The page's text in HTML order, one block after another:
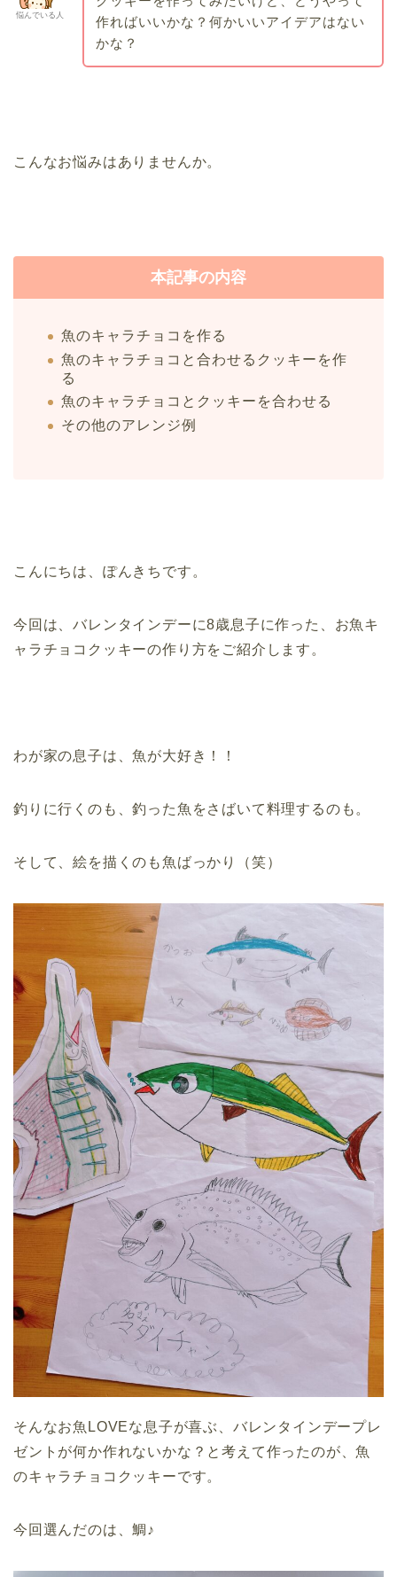
悩んでいる人
作ればいいかな？何かいいアイデアはない
かな？
こんなお悩みはありませんか。
本記事の内容
魚のキャラチョコを作る
魚のキャラチョコと合わせるクッキーを作
る
魚のキャラチョコとクッキーを合わせる
その他のアレンジ例
こんにちは、ぽんきちです。
今回は、バレンタインデーに8歳息子に作った、お魚キ
ャラチョコクッキーの作り方をご紹介します。
わが家の息子は、魚が大好き！！
釣りに行くのも、釣った魚をさばいて料理するのも。
そして、絵を描くのも魚ばっかり（笑）
そんなお魚LOVEな息子が喜ぶ、バレンタインデープレ
ゼントが何か作れないかな？と考えて作ったのが、魚
のキャラチョコクッキーです。
今回選んだのは、鯛♪